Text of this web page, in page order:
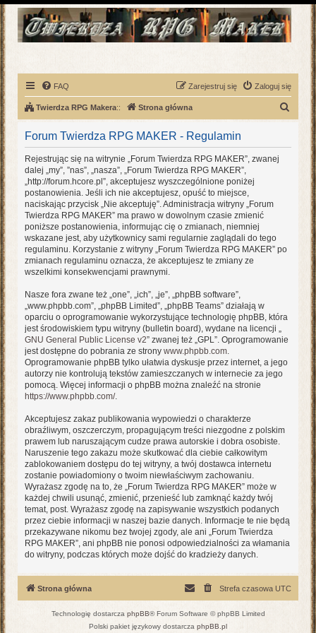
FAQ Zaloguj się
Zarejestruj się
Twierdza RPG Makera:: Strona główna
Forum Twierdza RPG MAKER - Regulamin
Rejestrując się na witrynie „Forum Twierdza RPG MAKER”, zwanej
dalej „my”, ”nas”, „nasza”, „Forum Twierdza RPG MAKER”,
„http://forum.hcore.pl”, akceptujesz wyszczególnione poniżej
postanowienia. Jeśli ich nie akceptujesz, opuść to miejsce,
naciskając przycisk „Nie akceptuję”. Administracja witryny „Forum
Twierdza RPG MAKER” ma prawo w dowolnym czasie zmienić
poniższe postanowienia, informując cię o zmianach, niemniej
wskazane jest, aby użytkownicy sami regularnie zaglądali do tego
regulaminu. Korzystanie z witryny „Forum Twierdza RPG MAKER” po
zmianach regulaminu oznacza, że akceptujesz te zmiany ze
wszelkimi konsekwencjami prawnymi.
Nasze fora zwane też „one”, „ich”, „je”, „phpBB software”,
„www.phpbb.com”, „phpBB Limited”, „phpBB Teams” działają w
oparciu o oprogramowanie wykorzystujące technologię phpBB, która
jest środowiskiem typu witryny (bulletin board), wydane na licencji „
GNU General Public License v2” zwanej też „GPL”. Oprogramowanie
jest dostępne do pobrania ze strony www.phpbb.com.
Oprogramowanie phpBB tylko ułatwia dyskusje przez internet, a jego
autorzy nie kontrolują tekstów zamieszczanych w internecie za jego
pomocą. Więcej informacji o phpBB można znaleźć na stronie
https://www.phpbb.com/.
Akceptujesz zakaz publikowania wypowiedzi o charakterze
obraźliwym, oszczerczym, propagującym treści niezgodne z polskim
prawem lub naruszającym cudze prawa autorskie i dobra osobiste.
Naruszenie tego zakazu może skutkować dla ciebie całkowitym
zablokowaniem dostępu do tej witryny, a twój dostawca internetu
zostanie powiadomiony o twoim niewłaściwym zachowaniu.
Wyrażasz zgodę na to, że „Forum Twierdza RPG MAKER” może w
każdej chwili usunąć, zmienić, przenieść lub zamknąć każdy twój
temat, post. Wyrażasz zgodę na zapisywanie wszystkich podanych
przez ciebie informacji w naszej bazie danych. Informacje te nie będą
przekazywane nikomu bez twojej zgody, ale ani „Forum Twierdza
RPG MAKER”, ani phpBB nie ponosi odpowiedzialności za włamania
do witryny, podczas których może dojść do kradzieży danych.
Strona główna Strefa czasowa UTC
Technologię dostarcza phpBB® Forum Software © phpBB Limited
Polski pakiet językowy dostarcza phpBB.pl